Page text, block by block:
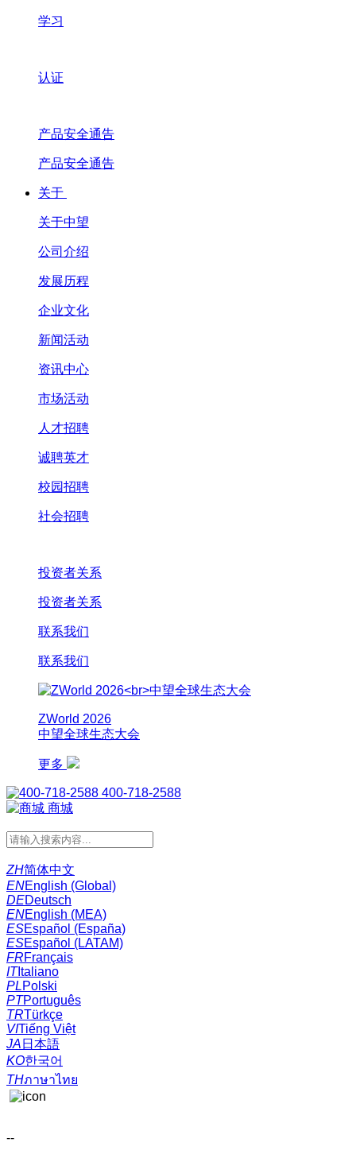
学习
认证
产品安全通告
产品安全通告
关于
关于中望
公司介绍
发展历程
企业文化
新闻活动
资讯中心
市场活动
人才招聘
诚聘英才
校园招聘
社会招聘
投资者关系
投资者关系
联系我们
联系我们
ZWorld 2026
中望全球生态大会
更多
400-718-2588
商城
ZH简体中文
ENEnglish (Global)
DEDeutsch
ENEnglish (MEA)
ESEspañol (España)
ESEspañol (LATAM)
FRFrançais
ITItaliano
PLPolski
PTPortuguês
TRTürkçe
VITiếng Việt
JA 日本語
KO한국어
THภาษาไทย
--